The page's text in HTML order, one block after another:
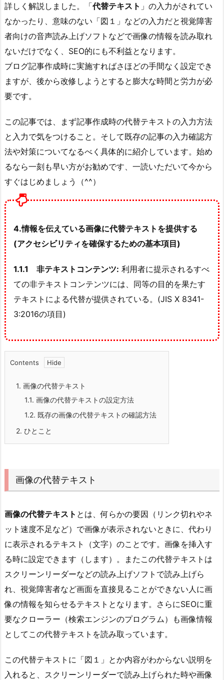
詳しく解説しました。「代替テキスト 」の入力がされてい
なかったり、意味のない「図１」などの入力だと視覚障害
者向けの音声読み上げソフトなどで画像の情報を読み取れ
ないだけでなく、SEO的にも不利益となります。
ブログ記事作成時に実施すればさほどの手間なく設定でき
ますが、後から改修しようとすると膨大な時間と労力が必
要です。
この記事では、まず記事作成時の代替テキストの入力方法
と入力で気をつけること。そして既存の記事の入力確認方
法や対策についてなるべく具体的に紹介しています。始め
るなら一刻も早い方がお勧めです、一読いただいて今から
すぐはじめましょう（^^）
4.情報を伝えている画像に代替テキストを提供する
(アクセシビリティを確保するための基本項目)
1.1.1 非テキストコンテンツ: 利用者に提示されるすべ
ての非テキストコンテンツには、同等の目的を果たす
テキストによる代替が提供されている。(JIS X 8341-
3:2016の項目)
Contents
1. 画像の代替テキスト
1.1. 画像の代替テキストの設定方法
1.2. 既存の画像の代替テキストの確認方法
2. ひとこと
画像の代替テキスト
画像の代替テキスト とは、何らかの要因（リンク切れやネ
ット速度不足など）で画像が表示されないときに、代わり
に表示されるテキスト（文字）のことです。画像を挿入す
る時に設定できます（します）。またこの代替テキストは
スクリーンリーダーなどの読み上げソフトで読み上げら
れ、視覚障害者など画面を直接見ることができない人に画
像の情報を知らせるテキストとなります。さらにSEOに重
要なクローラー（検索エンジンのプログラム）も画像情報
としてこの代替テキストを読み取っています。
この代替テキストに「図１」とか内容がわからない説明を
入れると、スクリーンリーダーで読み上げられた時や画像